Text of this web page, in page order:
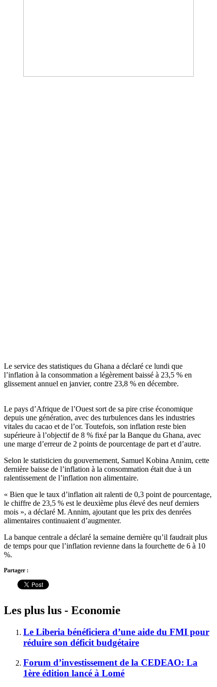
Le service des statistiques du Ghana a déclaré ce lundi que
l’inflation à la consommation a légèrement baissé à 23,5 % en
glissement annuel en janvier, contre 23,8 % en décembre.
Le pays d’Afrique de l’Ouest sort de sa pire crise économique
depuis une génération, avec des turbulences dans les industries
vitales du cacao et de l’or. Toutefois, son inflation reste bien
supérieure à l’objectif de 8 % fixé par la Banque du Ghana, avec
une marge d’erreur de 2 points de pourcentage de part et d’autre.
Selon le statisticien du gouvernement, Samuel Kobina Annim, cette
dernière baisse de l’inflation à la consommation était due à un
ralentissement de l’inflation non alimentaire.
« Bien que le taux d’inflation ait ralenti de 0,3 point de pourcentage,
le chiffre de 23,5 % est le deuxième plus élevé des neuf derniers
mois », a déclaré M. Annim, ajoutant que les prix des denrées
alimentaires continuaient d’augmenter.
La banque centrale a déclaré la semaine dernière qu’il faudrait plus
de temps pour que l’inflation revienne dans la fourchette de 6 à 10
%.
Partager :
Les plus lus - Economie
Le Liberia bénéficiera d’une aide du FMI pour
réduire son déficit budgétaire
Forum d’investissement de la CEDEAO: La
1ère édition lancé à Lomé